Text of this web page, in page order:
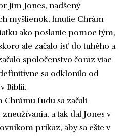
Jim Jones, nadšený
myšlienok, hnutie Chrám
ako poslanie pomoc tým,
ale začalo ísť do tuhého a
spoločenstvo čoraz viac
sa odklonilo od
Biblii.
Chrámu ľudu sa začali
a tak dal Jones v
príkaz, aby sa ešte v